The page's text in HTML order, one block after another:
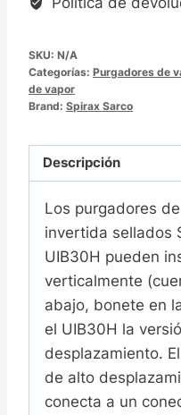
吊
式
蒸
汽
水
阀
-
与
管
道
连
接
器
相
连
SKU: N/A
Categorías: Purgadores de
de vapor
Brand: Spirax Sarco
Descripción
Los purgadores
invertida sellados
UIB30H pueden
verticalmente
abajo, bonete en
el UIB30H la
desplazamiento.
de alto
conecta a un